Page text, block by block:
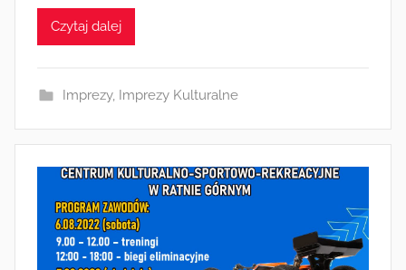
Czytaj dalej
Imprezy, Imprezy Kulturalne